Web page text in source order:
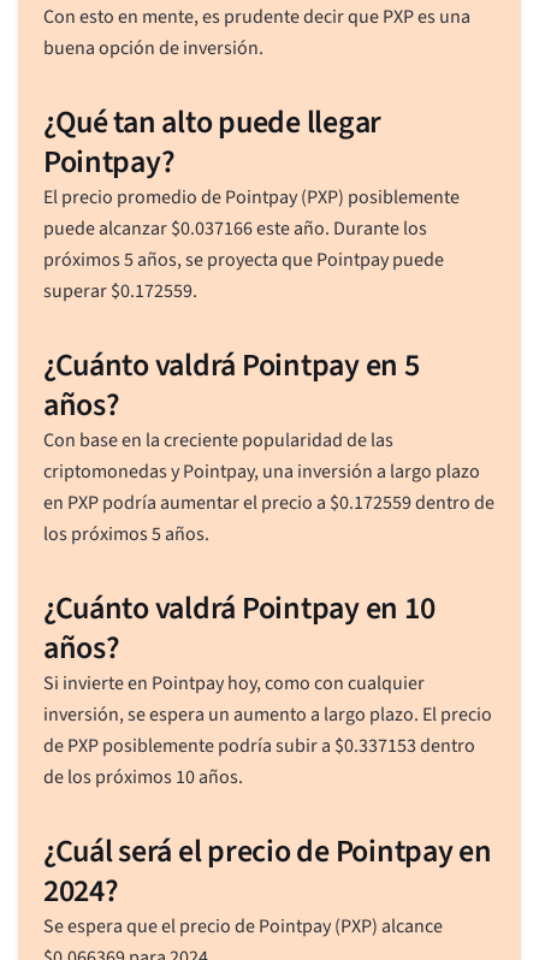
Con esto en mente, es prudente decir que PXP es una
buena opción de inversión.
¿Qué tan alto puede llegar
Pointpay?
El precio promedio de Pointpay (PXP) posiblemente
puede alcanzar$0.037166este año. Durante los
próximos 5 años, se proyecta que Pointpay puede
superar$0.172559.
¿Cuánto valdrá Pointpay en 5
años?
Con base en la creciente popularidad de las
criptomonedas y Pointpay, una inversión a largo plazo
en PXP podría aumentar el precio a $0.172559dentro de
los próximos 5 años.
¿Cuánto valdrá Pointpay en 10
años?
Si invierte en Pointpay hoy, como con cualquier
inversión, se espera un aumento a largo plazo. El precio
de PXP posiblemente podría subir a $0.337153dentro
de los próximos 10 años.
¿Cuál será el precio de Pointpay en
2024?
Se espera que el precio de Pointpay (PXP) alcance